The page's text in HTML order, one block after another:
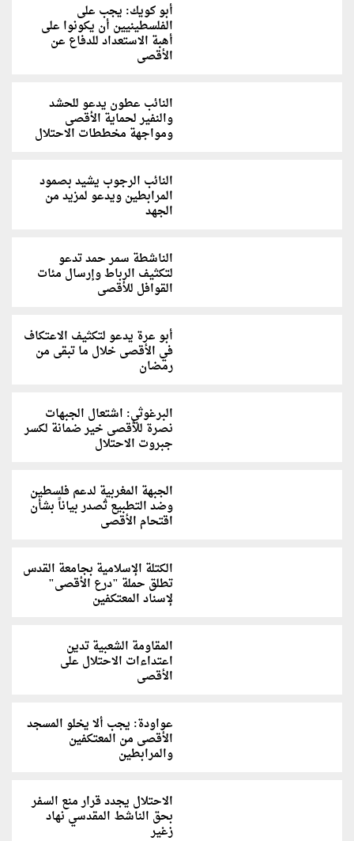
أبو كويك: يجب على
الفلسطينيين أن يكونوا على
أهبة الاستعداد للدفاع عن
الأقصى
النائب عطون يدعو للحشد
والنفير لحماية الأقصى
ومواجهة مخططات الاحتلال
النائب الرجوب يشيد بصمود
المرابطين ويدعو لمزيد من
الجهد
الناشطة سمر حمد تدعو
لتكثيف الرباط وإرسال مئات
القوافل للأقصى
أبو عرة يدعو لتكثيف الاعتكاف
في الأقصى خلال ما تبقى من
رمضان
البرغوثي: اشتعال الجبهات
نصرة للأقصى خير ضمانة لكسر
جبروت الاحتلال
الجبهة المغربية لدعم فلسطين
وضد التطبيع تُصدر بياناً بشأن
اقتحام الأقصى
الكتلة الإسلامية بجامعة القدس
تطلق حملة "درع الأقصى"
لإسناد المعتكفين
المقاومة الشعبية تدين
اعتداءات الاحتلال على
الأقصى
عواودة: يجب ألا يخلو المسجد
الأقصى من المعتكفين
والمرابطين
الاحتلال يجدد قرار منع السفر
بحق الناشط المقدسي نهاد
زغير